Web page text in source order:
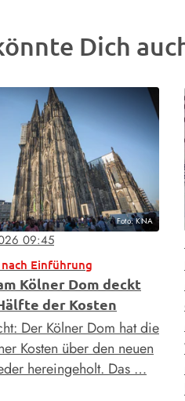
Dich
Foto: KNA
09:45
Einführung
Kölner Dom deckt
der Kosten
Der Kölner Dom hat die
Kosten über den neuen
hereingeholt. Das …